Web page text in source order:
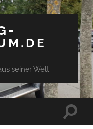
seiner Welt
Toggle